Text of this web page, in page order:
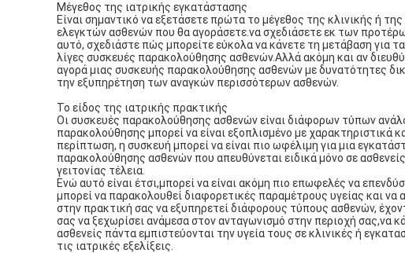
Μέγεθος της ιατρικής εγκατάστασης
Είναι σημαντικό να εξετάσετε πρώτα το μέγεθος της κλινικής ή
ελεγκτών ασθενών που θα αγοράσετε.να σχεδιάσετε εκ των
αυτό, σχεδιάστε πώς μπορείτε εύκολα να κάνετε τη μετάβαση για
λίγες συσκευές παρακολούθησης ασθενών.Αλλά ακόμη και αν
αγορά μιας συσκευής παρακολούθησης ασθενών με δυνατότητες
την εξυπηρέτηση των αναγκών περισσότερων ασθενών.
Το είδος της ιατρικής πρακτικής
Οι συσκευές παρακολούθησης ασθενών είναι διάφορων τύπων
παρακολούθησης μπορεί να είναι εξοπλισμένο με χαρακτηριστικά
περίπτωση, η συσκευή μπορεί να είναι πιο ωφέλιμη για μια
παρακολούθησης ασθενών που απευθύνεται ειδικά μόνο σε
γειτονίας τέλεια.
Ενώ αυτό είναι έτσι,μπορεί να είναι ακόμη πιο επωφελές να
μπορεί να παρακολουθεί διαφορετικές παραμέτρους υγείας και
στην πρακτική σας να εξυπηρετεί διάφορους τύπους ασθενών,
σας να ξεχωρίσει ανάμεσα στον ανταγωνισμό στην περιοχή σας,να
ασθενείς πάντα εμπιστεύονται την υγεία τους σε κλινικές ή
τις ιατρικές εξελίξεις.